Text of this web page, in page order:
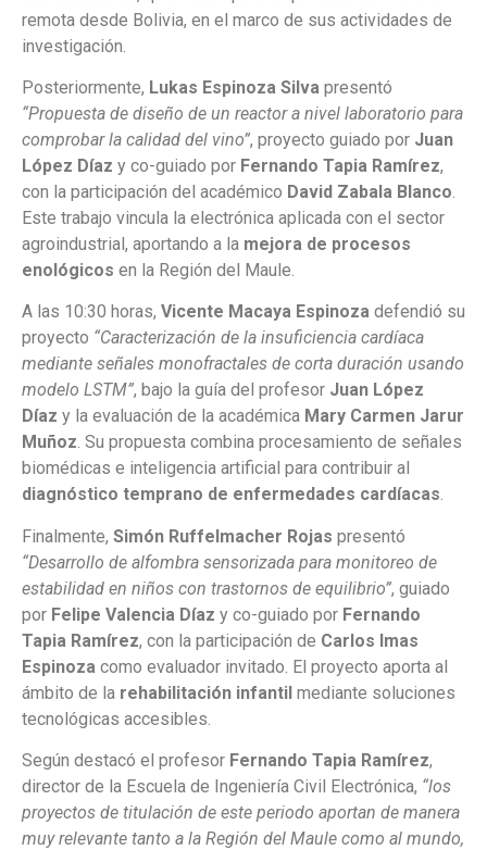
remota desde Bolivia, en el marco de sus actividades de
investigación.
Posteriormente, Lukas Espinoza Silva presentó
“Propuesta de diseño de un reactor a nivel laboratorio para
comprobar la calidad del vino”, proyecto guiado por Juan
López Díaz y co-guiado por Fernando Tapia Ramírez,
con la participación del académico David Zabala Blanco.
Este trabajo vincula la electrónica aplicada con el sector
agroindustrial, aportando a la mejora de procesos
enológicos en la Región del Maule.
A las 10:30 horas, Vicente Macaya Espinoza defendió su
proyecto “Caracterización de la insuficiencia cardíaca
mediante señales monofractales de corta duración usando
modelo LSTM”, bajo la guía del profesor Juan López
Díaz y la evaluación de la académica Mary Carmen Jarur
Muñoz. Su propuesta combina procesamiento de señales
biomédicas e inteligencia artificial para contribuir al
diagnóstico temprano de enfermedades cardíacas.
Finalmente, Simón Ruffelmacher Rojas presentó
“Desarrollo de alfombra sensorizada para monitoreo de
estabilidad en niños con trastornos de equilibrio”, guiado
por Felipe Valencia Díaz y co-guiado por Fernando
Tapia Ramírez, con la participación de Carlos Imas
Espinoza como evaluador invitado. El proyecto aporta al
ámbito de la rehabilitación infantil mediante soluciones
tecnológicas accesibles.
Según destacó el profesor Fernando Tapia Ramírez,
director de la Escuela de Ingeniería Civil Electrónica, “los
proyectos de titulación de este periodo aportan de manera
muy relevante tanto a la Región del Maule como al mundo,